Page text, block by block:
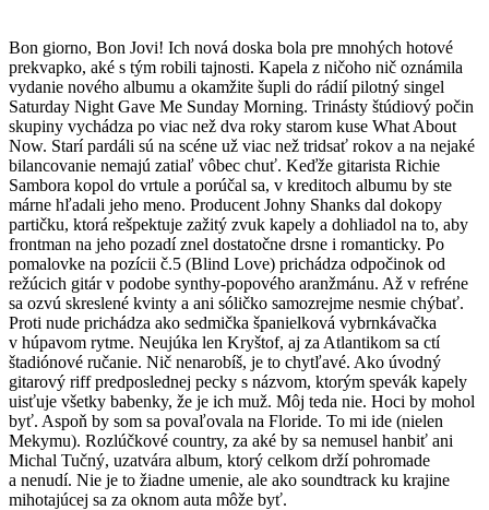
Bon giorno, Bon Jovi! Ich nová doska bola pre mnohých hotové
prekvapko, aké s tým robili tajnosti. Kapela z ničoho nič oznámila
vydanie nového albumu a okamžite šupli do rádií pilotný singel
Saturday Night Gave Me Sunday Morning. Trinásty štúdiový počin
skupiny vychádza po viac než dva roky starom kuse What About
Now. Starí pardáli sú na scéne už viac než tridsať rokov a na nejaké
bilancovanie nemajú zatiaľ vôbec chuť. Keďže gitarista Richie
Sambora kopol do vrtule a porúčal sa, v kreditoch albumu by ste
márne hľadali jeho meno. Producent Johny Shanks dal dokopy
partičku, ktorá rešpektuje zažitý zvuk kapely a dohliadol na to, aby
frontman na jeho pozadí znel dostatočne drsne i romanticky. Po
pomalovke na pozícii č.5 (Blind Love) prichádza odpočinok od
režúcich gitár v podobe synthy-popového aranžmánu. Až v refréne
sa ozvú skreslené kvinty a ani sóličko samozrejme nesmie chýbať.
Proti nude prichádza ako sedmička španielková vybrnkávačka
v húpavom rytme. Neujúka len Kryštof, aj za Atlantikom sa ctí
štadiónové ručanie. Nič nenarobíš, je to chytľavé. Ako úvodný
gitarový riff predposlednej pecky s názvom, ktorým spevák kapely
uisťuje všetky babenky, že je ich muž. Môj teda nie. Hoci by mohol
byť. Aspoň by som sa povaľovala na Floride. To mi ide (nielen
Mekymu). Rozlúčkové country, za aké by sa nemusel hanbiť ani
Michal Tučný, uzatvára album, ktorý celkom drží pohromade
a nenudí. Nie je to žiadne umenie, ale ako soundtrack ku krajine
mihotajúcej sa za oknom auta môže byť.